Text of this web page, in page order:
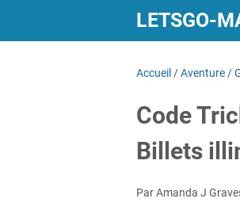
LETSGO-
Accueil /Aventure /
Code
Billets
Par Amanda J